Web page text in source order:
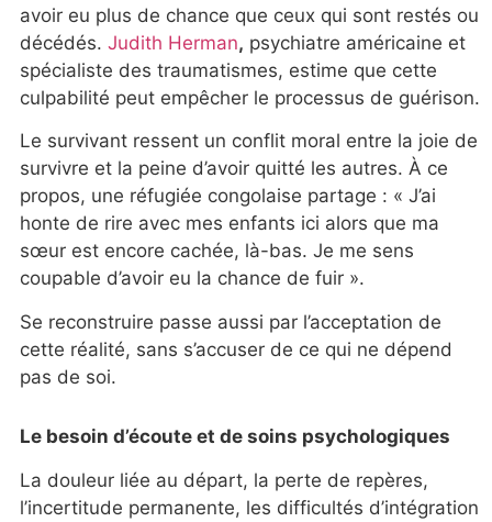
avoir eu plus de chance que ceux qui sont restés ou
décédés. Judith Herman, psychiatre américaine et
spécialiste des traumatismes, estime que cette
culpabilité peut empêcher le processus de guérison.
Le survivant ressent un conflit moral entre la joie de
survivre et la peine d’avoir quitté les autres. À ce
propos, une réfugiée congolaise partage : « J’ai
honte de rire avec mes enfants ici alors que ma
sœur est encore cachée, là-bas. Je me sens
coupable d’avoir eu la chance de fuir ».
Se reconstruire passe aussi par l’acceptation de
cette réalité, sans s’accuser de ce qui ne dépend
pas de soi.
Le besoin d’écoute et de soins psychologiques
La douleur liée au départ, la perte de repères,
l’incertitude permanente, les difficultés d’intégration